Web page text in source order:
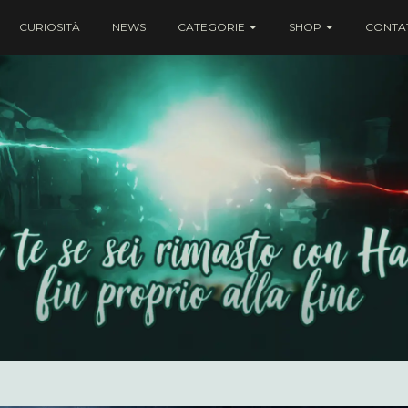
CURIOSITÀ NEWS CATEGORIE SHOP
rimasto con Harry